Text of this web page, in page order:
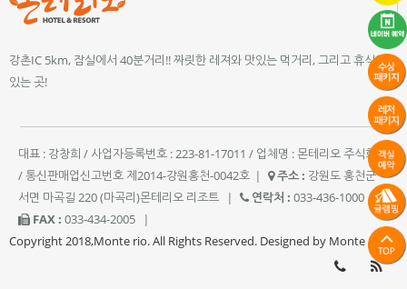
강촌IC 5km, 잠실에서 40분거리!! 짜릿한 레져와 맛있는 먹거리, 그리고 휴식이
있는 곳!
대표 : 강창희 / 사업자등록번호 : 223-81-17011 / 업체명 : 몬테리오 주식회사
/ 통신판매업신고번호 제2014-강원홍천-0042호 | 주소 : 강원도 홍천군
서면 마곡길 220 (마곡리)몬테리오 리조트
| 연락처 : 033-436-1000
|
FAX : 033-434-2005
|
Copyright 2018,Monte rio. All Rights Reserved. Designed by Monte rio.